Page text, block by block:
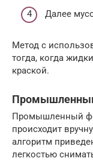
Далее
Метод с
тогда, когда
краской.
Промышленный
происходит
алгоритм
легкостью